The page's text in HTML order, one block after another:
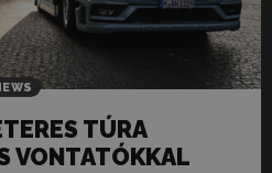
TÚRA
VONTATÓKKAL